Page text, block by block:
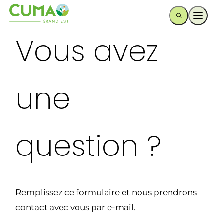
Vous avez
une
question ?
Remplissez ce formulaire et nous prendrons
contact avec vous par e-mail.